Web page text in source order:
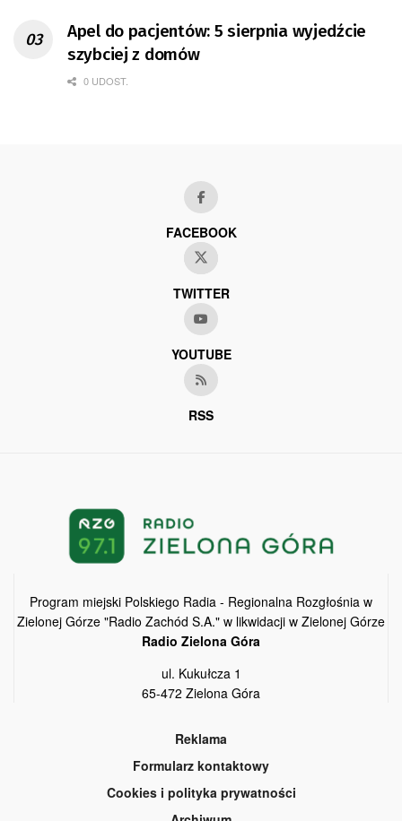
Apel do pacjentów: 5 sierpnia wyjedźcie
szybciej z domów
0 UDOST.
FACEBOOK
TWITTER
YOUTUBE
RSS
Program miejski Polskiego Radia - Regionalna Rozgłośnia w
Zielonej Górze "Radio Zachód S.A." w likwidacji w Zielonej Górze
Radio Zielona Góra
ul. Kukułcza 1
65-472 Zielona Góra
Reklama
Formularz kontaktowy
Cookies i polityka prywatności